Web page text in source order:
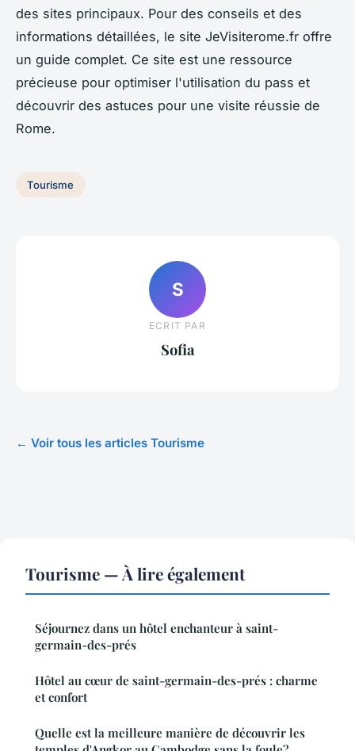
des sites principaux. Pour des conseils et des
informations détaillées, le site JeVisiterome.fr offre
un guide complet. Ce site est une ressource
précieuse pour optimiser l'utilisation du pass et
découvrir des astuces pour une visite réussie de
Rome.
Tourisme
S
ECRIT PAR
Sofia
← Voir tous les articles Tourisme
Tourisme — À lire également
Séjournez dans un hôtel enchanteur à saint-
germain-des-prés
Hôtel au cœur de saint-germain-des-prés : charme
et confort
Quelle est la meilleure manière de découvrir les